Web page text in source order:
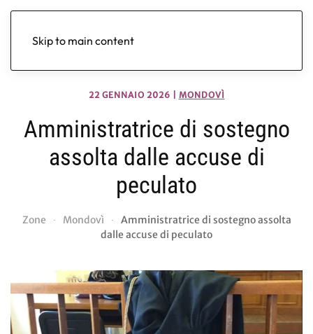
Skip to main content
22 GENNAIO 2026 MONDOVÌ
Amministratrice di sostegno
assolta dalle accuse di
peculato
Zone Mondovì
Amministratrice di sostegno assolta
dalle accuse di peculato